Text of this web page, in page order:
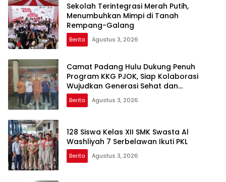
Sekolah Terintegrasi Merah Putih,
Menumbuhkan Mimpi di Tanah
Rempang-Galang
Berita Agustus 3, 2026
Camat Padang Hulu Dukung Penuh
Program KKG PJOK, Siap Kolaborasi
Wujudkan Generasi Sehat dan
Berprestasi
Berita Agustus 3, 2026
128 Siswa Kelas XII SMK Swasta Al
Washliyah 7 Serbelawan Ikuti PKL
Berita Agustus 3, 2026